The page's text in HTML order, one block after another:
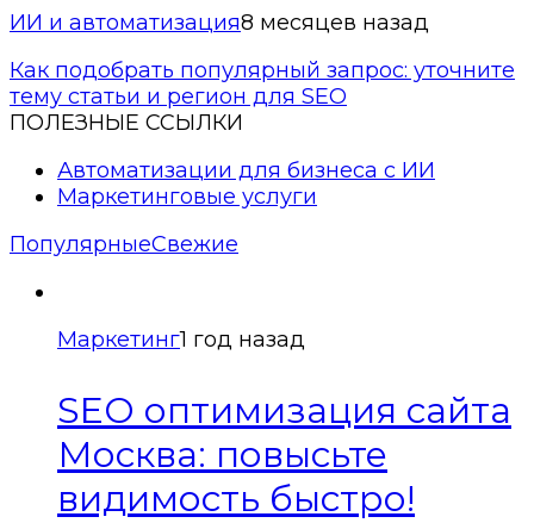
ИИ и автоматизация8 месяцев назад
Как подобрать популярный запрос: уточните
тему статьи и регион для SEO
ПОЛЕЗНЫЕ ССЫЛКИ
Автоматизации для бизнеса с ИИ
Маркетинговые услуги
ПопулярныеСвежие
Маркетинг1 год назад
SEO оптимизация сайта
Москва: повысьте
видимость быстро!